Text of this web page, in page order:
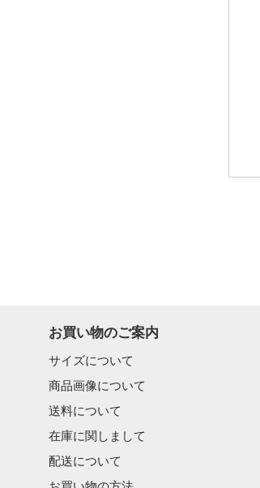
お買い物のご案内
サイズについて
商品画像について
送料について
在庫に関しまして
配送について